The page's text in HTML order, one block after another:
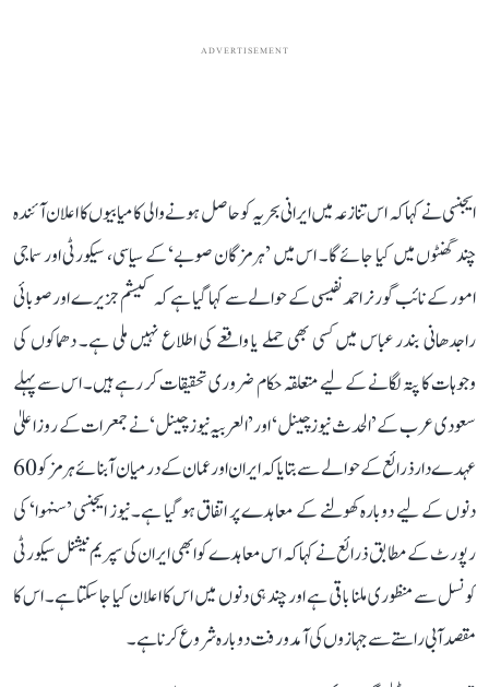
ADVERTISEMENT
ایجنسی نے کہا کہ اس تنازعہ میں ایرانی بحریہ کو حاصل ہونے والی کامیابیوں کا اعلان آئندہ
چند گھنٹوں میں کیا جائے گا۔ اس میں ’ہرمزگان صوبے‘ کے سیاسی، سیکورٹی اور سماجی
امور کے نائب گورنر احمد نفیسی کے حوالے سے کہا گیا ہے کہ کیشم جزیرے اور صوبائی
راجدھانی بندر عباس میں کسی بھی حملے یا واقعے کی اطلاع نہیں ملی ہے۔ دھماکوں کی
وجوہات کا پتہ لگانے کے لیے متعلقہ حکام ضروری تحقیقات کر رہے ہیں۔ اس سے پہلے
سعودی عرب کے ’الحدث نیوز چینل‘ اور ’العربیہ نیوز چینل‘ نے جمعرات کے روز اعلیٰ
عہدے دار ذرائع کے حوالے سے بتایا کہ ایران اور عمان کے درمیان آبنائے ہرمز کو 60
دنوں کے لیے دوبارہ کھولنے کے معاہدے پر اتفاق ہو گیا ہے۔ نیوز ایجنسی ’سنہوا‘ کی
رپورٹ کے مطابق ذرائع نے کہا کہ اس معاہدے کو ابھی ایران کی سپریم نیشنل سیکورٹی
کونسل سے منظوری ملنا باقی ہے اور چند ہی دنوں میں اس کا اعلان کیا جا سکتا ہے۔ اس کا
مقصد آبی راستے سے جہازوں کی آمدورفت دوبارہ شروع کرنا ہے۔